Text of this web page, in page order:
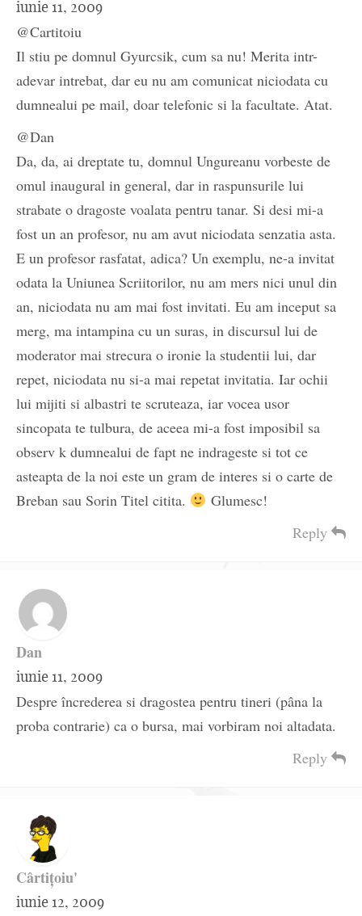
iunie 11, 2009
@Cartitoiu
Il stiu pe domnul Gyurcsik, cum sa nu! Merita intr-
adevar intrebat, dar eu nu am comunicat niciodata cu
dumnealui pe mail, doar telefonic si la facultate. Atat.
@Dan
Da, da, ai dreptate tu, domnul Ungureanu vorbeste de
omul inaugural in general, dar in raspunsurile lui
strabate o dragoste voalata pentru tanar. Si desi mi-a
fost un an profesor, nu am avut niciodata senzatia asta.
E un profesor rasfatat, adica? Un exemplu, ne-a invitat
odata la Uniunea Scriitorilor, nu am mers nici unul din
an, niciodata nu am mai fost invitati. Eu am inceput sa
merg, ma intampina cu un suras, in discursul lui de
moderator mai strecura o ironie la studentii lui, dar
repet, niciodata nu si-a mai repetat invitatia. Iar ochii
lui mijiti si albastri te scruteaza, iar vocea usor
sincopata te tulbura, de aceea mi-a fost imposibil sa
observ k dumnealui de fapt ne indrageste si tot ce
asteapta de la noi este un gram de interes si o carte de
Breban sau Sorin Titel citita.
Glumesc!
Reply
Dan
iunie 11, 2009
Despre încrederea si dragostea pentru tineri (pâna la
proba contrarie) ca o bursa, mai vorbiram noi altadata.
Reply
Cârtiţoiu'
iunie 12, 2009